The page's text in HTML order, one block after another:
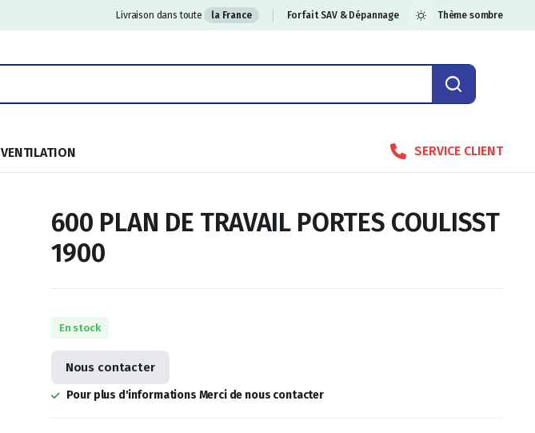
Livraison dans toute la France Forfait SAV & Dépannage Thème sombre
VENTILATION SERVICE CLIENT
600 PLAN DE TRAVAIL PORTES COULISST
1900
En stock
Nous contacter
Pour plus d'informations Merci de nous contacter